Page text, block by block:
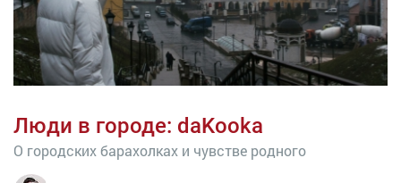
Люди в городе: daKooka
О городских барахолках и чувстве родного